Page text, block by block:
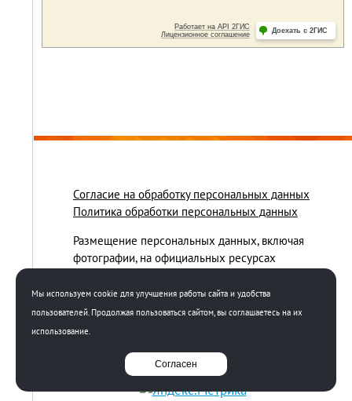
Согласие на обработку персональных данных
Политика обработки персональных данных
Размещение персональных данных, включая
фотографии, на официальных ресурсах
письменных согласий соответствующих лиц.
Использование этих материалов третьими лицами
ограничено и допускается только с разрешения
Мы используем cookie для улучшения работы сайта и удобства
пользователей. Продолжая пользоваться сайтом, вы соглашаетесь на их
использование.
Согласен